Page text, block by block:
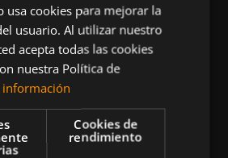
al día en temas de
nutrición, salud, recetas
aplicada al deporte y la
usa cookies para mejorar la
usuario. Al utilizar nuestro
acepta todas las cookies
nuestra Política de
información
Cookies de
rendimiento